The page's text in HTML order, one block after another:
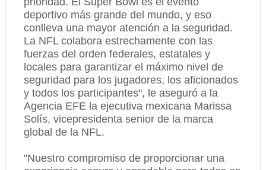
deportivo más grande del mundo, y eso
conlleva una mayor atención a la seguridad.
La NFL colabora estrechamente con las
fuerzas del orden federales, estatales y
locales para garantizar el máximo nivel de
seguridad para los jugadores, los aficionados
y todos los participantes", le aseguró a la
Agencia EFE la ejecutiva mexicana Marissa
Solís, vicepresidenta senior de la marca
global de la NFL.
"Nuestro compromiso de proporcionar una